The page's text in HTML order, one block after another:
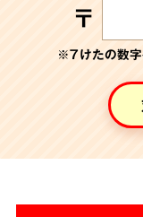
〒
※７けたの数字